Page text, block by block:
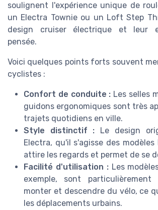
soulignent l'expérience unique de
un Electra Townie ou un Loft Step
design cruiser électrique et leur
pensée.
Voici quelques points forts souvent
cyclistes :
Confort de conduite : Les selles
guidons ergonomiques sont très
trajets quotidiens en ville.
Style distinctif : Le design
Electra, qu'il s'agisse des
attire les regards et permet de se
Facilité d'utilisation :Les
exemple, sont particulièrement
monter et descendre du vélo, ce
les déplacements urbains.